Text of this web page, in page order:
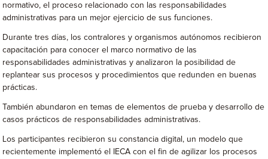
normativo, el proceso relacionado con las responsabilidades
administrativas para un mejor ejercicio de sus funciones.
Durante tres días, los contralores y organismos autónomos recibieron
capacitación para conocer el marco normativo de las
responsabilidades administrativas y analizaron la posibilidad de
replantear sus procesos y procedimientos que redunden en buenas
prácticas.
También abundaron en temas de elementos de prueba y desarrollo de
casos prácticos de responsabilidades administrativas.
Los participantes recibieron su constancia digital, un modelo que
recientemente implementó el IECA con el fin de agilizar los procesos